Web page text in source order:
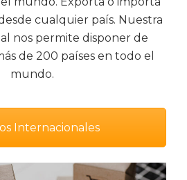
cualquier país. Nuestra
nos permite disponer de
de 200 países en todo el
mundo.
Internacionales